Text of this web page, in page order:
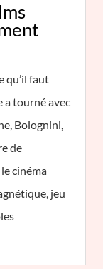
qu’il faut
a tourné avec
Bolognini,
de
cinéma
jeu